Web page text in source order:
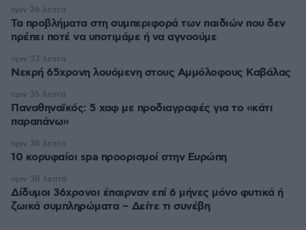
Τα προβλήματα στη συμπεριφορά των παιδιών που δεν
πρέπει ποτέ να υποτιμάμε ή να αγνοούμε
πριν 26 λεπτά
Νεκρή 65χρονη λουόμενη στους Αμμόλοφους Καβάλας
πριν 33 λεπτά
Παναθηναϊκός: 5 χαφ με προδιαγραφές για το «κάτι
παραπάνω»
πριν 35 λεπτά
10 κορυφαίοι spa προορισμοί στην Ευρώπη
πριν 36 λεπτά
Δίδυμοι 36χρονοι έπαιρναν επί 6 μήνες μόνο φυτικά ή
ζωικά συμπληρώματα – Δείτε τι συνέβη
πριν 38 λεπτά